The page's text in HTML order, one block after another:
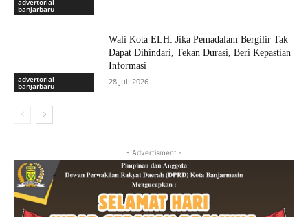
advertorial
banjarbaru
advertorial
banjarbaru
Wali Kota ELH: Jika Pemadalam Bergilir Tak
Dapat Dihindari, Tekan Durasi, Beri Kepastian
Informasi
28 Juli 2026
- Advertisment -